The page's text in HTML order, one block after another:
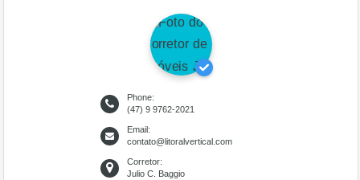
Phone:
(47) 9 9762-2021
Email:
contato@litoralvertical.com
Corretor:
Julio C. Baggio